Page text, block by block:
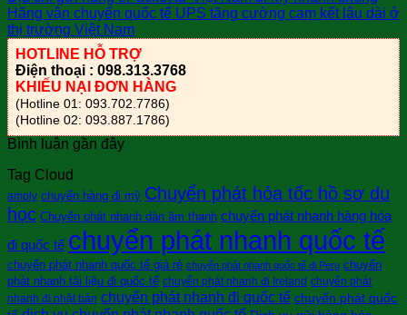
Hãng vận chuyển quốc tế UPS tăng cường cam kết lâu dài ở
thị trường Việt Nam
HOTLINE HỖ TRỢ
Điện thoại : 098.313.3768
KHIẾU NẠI ĐƠN HÀNG
(Hotline 01: 093.702.7786)
(Hotline 02: 093.887.1786)
Bình luận gần đây
Tag Cloud
amply chuyển hàng đi mỹ Chuyển phát hỏa tốc hồ sơ du
học Chuyển phát nhanh dàn âm thanh chuyển phát nhanh hàng hóa
đi quốc tế chuyển phát nhanh quốc tế
chuyển phát nhanh quốc tế giá rẻ chuyển phát nhanh quốc tế đi Peru chuyển
phát nhanh tài liệu đi quốc tế chuyển phát nhanh đi Ireland chuyển phát
nhanh đi nhật bản chuyển phát nhanh đi quốc tế chuyển phát quốc